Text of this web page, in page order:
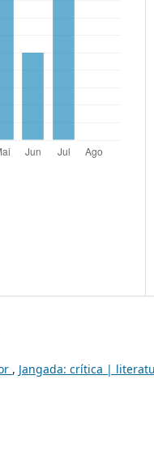
, Jangada: crítica |